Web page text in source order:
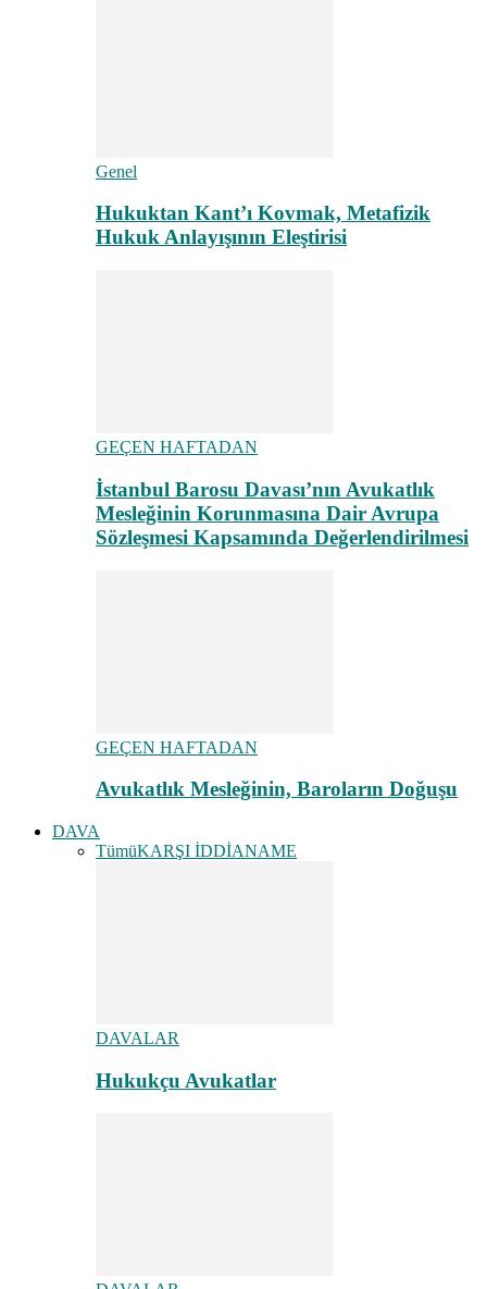
Genel
Hukuktan Kant’ı Kovmak, Metafizik
Hukuk Anlayışının Eleştirisi
GEÇEN HAFTADAN
İstanbul Barosu Davası’nın Avukatlık
Mesleğinin Korunmasına Dair Avrupa
Sözleşmesi Kapsamında Değerlendirilmesi
GEÇEN HAFTADAN
Avukatlık Mesleğinin, Baroların Doğuşu
DAVA
TümüKARŞI İDDİANAME
DAVALAR
Hukukçu Avukatlar